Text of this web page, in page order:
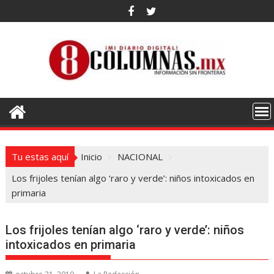
al
Tu estas aquí Inicio
NACIONAL
Los frijoles tenían algo ‘raro y verde’: niños intoxicados en
primaria
Los frijoles tenían algo ‘raro y verde’: niños
intoxicados en primaria